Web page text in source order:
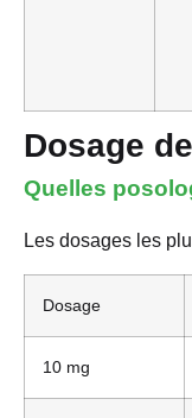
Dosage
Quelles
Les dosages les
Dosage
10 mg